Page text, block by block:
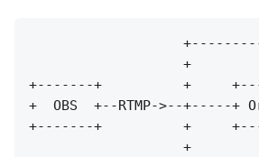
+
+-------+          +
+  OBS  +--RTMP->--+-----
+-------+          +
+